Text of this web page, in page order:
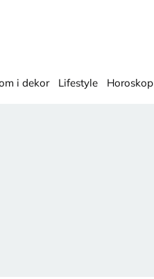
i dekor Lifestyle Horoskop